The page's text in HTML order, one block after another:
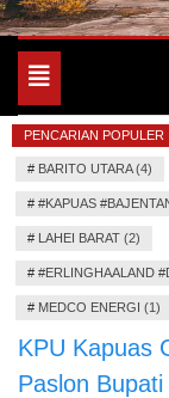
Toggle
navigation
PENCARIAN POPULER
# BARITO UTARA (4)
# #KAPUAS
# LAHEI BARAT (2)
# #ERLINGHAALAND
# MEDCO ENERGI (1)
KPU Kapuas
Paslon